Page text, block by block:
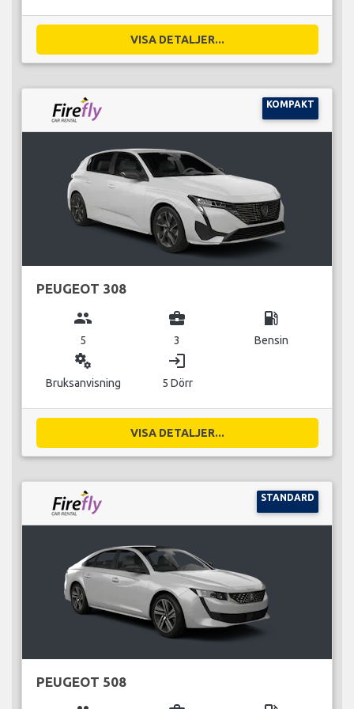
VISA DETALJER...
KOMPAKT
PEUGEOT 308
group
5
business_center
3
local_gas_station
Bensin
miscellaneous_services
Bruksanvisning
login
5 Dörr
VISA DETALJER...
STANDARD
PEUGEOT 508